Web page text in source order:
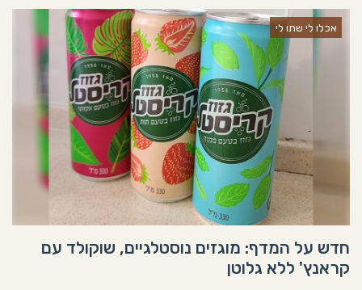
אכלו לי שתו לי
חדש על המדף: מוגזים נוסטלגיים, שוקולד עם
קראנץ' ללא גלוטן